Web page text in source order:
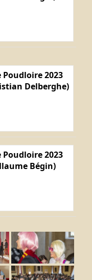
Poudloire 2023
Delberghe)
Poudloire 2023
Bégin)